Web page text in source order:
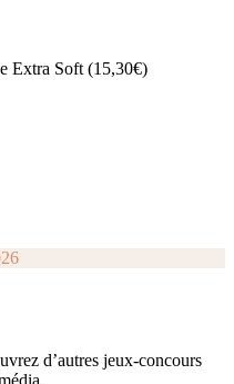
Extra Soft (15,30€)
d’autres jeux-concours